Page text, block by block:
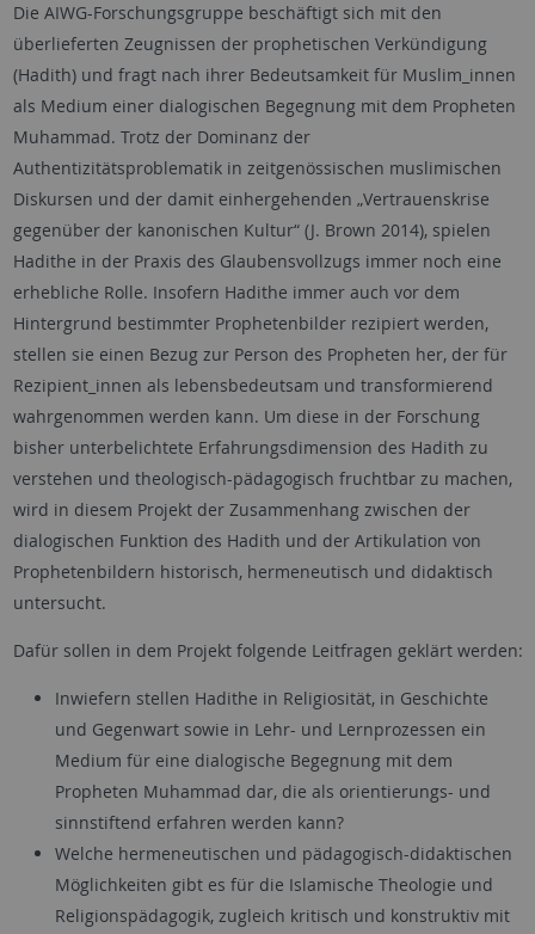
Die AIWG-Forschungsgruppe beschäftigt sich mit den
überlieferten Zeugnissen der prophetischen Verkündigung
(Hadith) und fragt nach ihrer Bedeutsamkeit für Muslim_innen
als Medium einer dialogischen Begegnung mit dem Propheten
Muhammad. Trotz der Dominanz der
Authentizitätsproblematik in zeitgenössischen muslimischen
Diskursen und der damit einhergehenden „Vertrauenskrise
gegenüber der kanonischen Kultur“ (J. Brown 2014), spielen
Hadithe in der Praxis des Glaubensvollzugs immer noch eine
erhebliche Rolle. Insofern Hadithe immer auch vor dem
Hintergrund bestimmter Prophetenbilder rezipiert werden,
stellen sie einen Bezug zur Person des Propheten her, der für
Rezipient_innen als lebensbedeutsam und transformierend
wahrgenommen werden kann. Um diese in der Forschung
bisher unterbelichtete Erfahrungsdimension des Hadith zu
verstehen und theologisch-pädagogisch fruchtbar zu machen,
wird in diesem Projekt der Zusammenhang zwischen der
dialogischen Funktion des Hadith und der Artikulation von
Prophetenbildern historisch, hermeneutisch und didaktisch
untersucht.
Dafür sollen in dem Projekt folgende Leitfragen geklärt werden:
Inwiefern stellen Hadithe in Religiosität, in Geschichte
und Gegenwart sowie in Lehr- und Lernprozessen ein
Medium für eine dialogische Begegnung mit dem
Propheten Muhammad dar, die als orientierungs- und
sinnstiftend erfahren werden kann?
Welche hermeneutischen und pädagogisch-didaktischen
Möglichkeiten gibt es für die Islamische Theologie und
Religionspädagogik, zugleich kritisch und konstruktiv mit